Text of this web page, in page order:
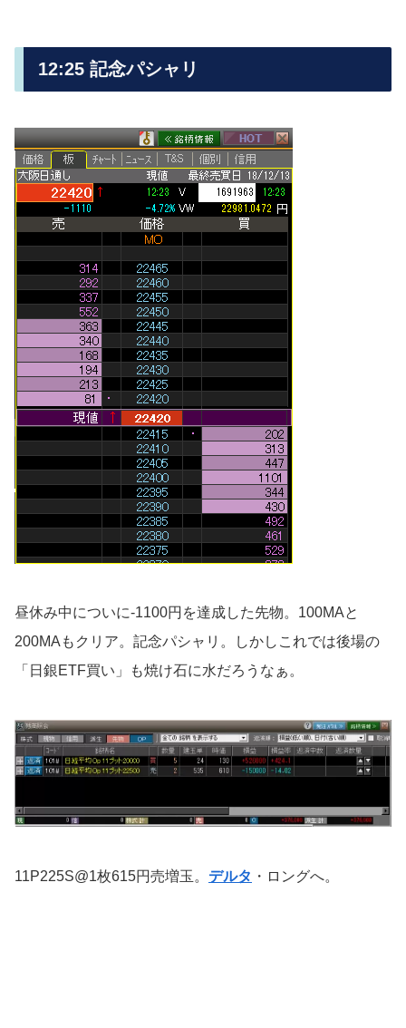
12:25 記念パシャリ
昼休み中についに-1100円を達成した先物。100MAと
200MAもクリア。記念パシャリ。しかしこれでは後場の
「日銀ETF買い」も焼け石に水だろうなぁ。
11P225S@1枚615円売増玉。 デルタ ・ロングへ。